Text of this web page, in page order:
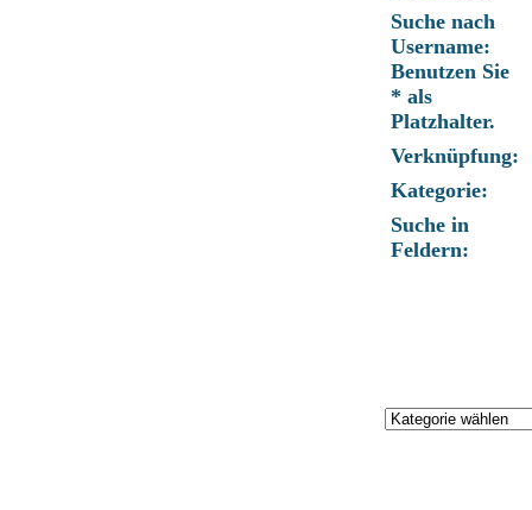
Suche nach
Username:
Benutzen Sie
* als
Platzhalter.
Verknüpfung:
Kategorie:
Suche in
Feldern: